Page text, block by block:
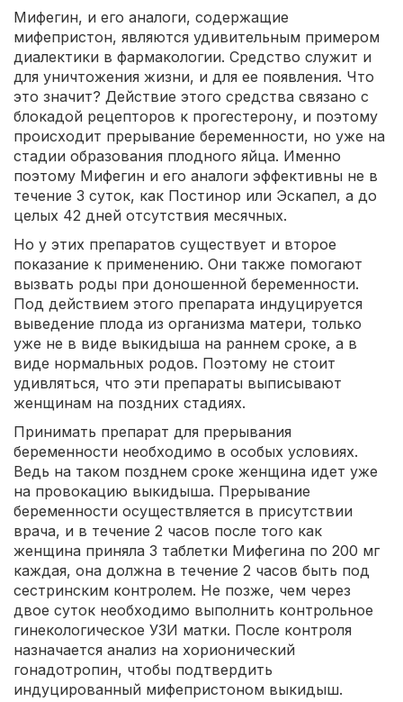
Мифегин, и его аналоги, содержащие
мифепристон, являются удивительным примером
диалектики в фармакологии. Средство служит и
для уничтожения жизни, и для ее появления. Что
это значит? Действие этого средства связано с
блокадой рецепторов к прогестерону, и поэтому
происходит прерывание беременности, но уже на
стадии образования плодного яйца. Именно
поэтому Мифегин и его аналоги эффективны не в
течение 3 суток, как Постинор или Эскапел, а до
целых 42 дней отсутствия месячных.
Но у этих препаратов существует и второе
показание к применению. Они также помогают
вызвать роды при доношенной беременности.
Под действием этого препарата индуцируется
выведение плода из организма матери, только
уже не в виде выкидыша на раннем сроке, а в
виде нормальных родов. Поэтому не стоит
удивляться, что эти препараты выписывают
женщинам на поздних стадиях.
Принимать препарат для прерывания
беременности необходимо в особых условиях.
Ведь на таком позднем сроке женщина идет уже
на провокацию выкидыша. Прерывание
беременности осуществляется в присутствии
врача, и в течение 2 часов после того как
женщина приняла 3 таблетки Мифегина по 200 мг
каждая, она должна в течение 2 часов быть под
сестринским контролем. Не позже, чем через
двое суток необходимо выполнить контрольное
гинекологическое УЗИ матки. После контроля
назначается анализ на хорионический
гонадотропин, чтобы подтвердить
индуцированный мифепристоном выкидыш.